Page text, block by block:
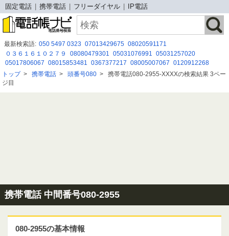
固定電話 携帯電話 フリーダイヤル IP電話
最新検索語: 050 5497 0323 07013429675 08020591171
０３６１６１０２７９
08080479301 05031076991
05031257020
05017806067 08015853481 0367377217 08005007067 0120912268
0298119070 09047917832 08020591369 0456137934 07010646333
08080884089
トップ> 携帯電話 > 頭番号080 > 携帯電話080-2955-XXXXの検索結果 3ペー
ジ目
携帯電話 中間番号080-2955
080-2955の基本情報